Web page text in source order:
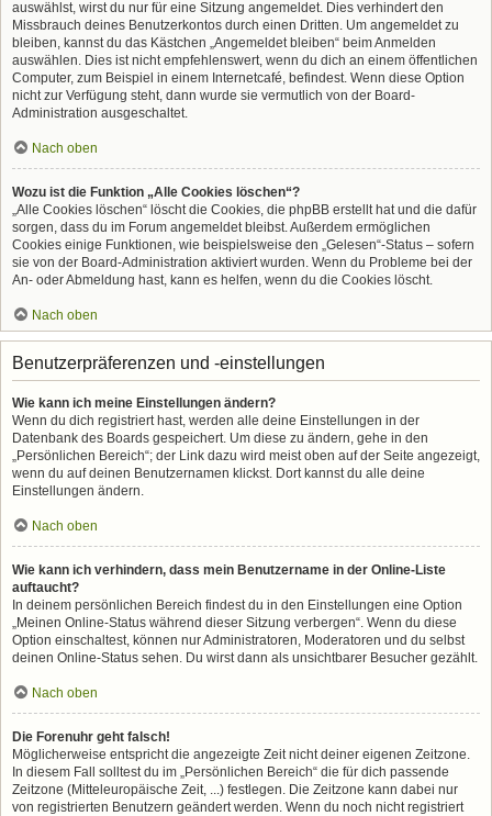
auswählst, wirst du nur für eine Sitzung angemeldet. Dies verhindert den
Missbrauch deines Benutzerkontos durch einen Dritten. Um angemeldet zu
bleiben, kannst du das Kästchen „Angemeldet bleiben“ beim Anmelden
auswählen. Dies ist nicht empfehlenswert, wenn du dich an einem öffentlichen
Computer, zum Beispiel in einem Internetcafé, befindest. Wenn diese Option
nicht zur Verfügung steht, dann wurde sie vermutlich von der Board-
Administration ausgeschaltet.
Nach oben
Wozu ist die Funktion „Alle Cookies löschen“?
„Alle Cookies löschen“ löscht die Cookies, die phpBB erstellt hat und die dafür
sorgen, dass du im Forum angemeldet bleibst. Außerdem ermöglichen
Cookies einige Funktionen, wie beispielsweise den „Gelesen“-Status – sofern
sie von der Board-Administration aktiviert wurden. Wenn du Probleme bei der
An- oder Abmeldung hast, kann es helfen, wenn du die Cookies löscht.
Nach oben
Benutzerpräferenzen und -einstellungen
Wie kann ich meine Einstellungen ändern?
Wenn du dich registriert hast, werden alle deine Einstellungen in der
Datenbank des Boards gespeichert. Um diese zu ändern, gehe in den
„Persönlichen Bereich“; der Link dazu wird meist oben auf der Seite angezeigt,
wenn du auf deinen Benutzernamen klickst. Dort kannst du alle deine
Einstellungen ändern.
Nach oben
Wie kann ich verhindern, dass mein Benutzername in der Online-Liste
auftaucht?
In deinem persönlichen Bereich findest du in den Einstellungen eine Option
„Meinen Online-Status während dieser Sitzung verbergen“. Wenn du diese
Option einschaltest, können nur Administratoren, Moderatoren und du selbst
deinen Online-Status sehen. Du wirst dann als unsichtbarer Besucher gezählt.
Nach oben
Die Forenuhr geht falsch!
Möglicherweise entspricht die angezeigte Zeit nicht deiner eigenen Zeitzone.
In diesem Fall solltest du im „Persönlichen Bereich“ die für dich passende
Zeitzone (Mitteleuropäische Zeit, ...) festlegen. Die Zeitzone kann dabei nur
von registrierten Benutzern geändert werden. Wenn du noch nicht registriert